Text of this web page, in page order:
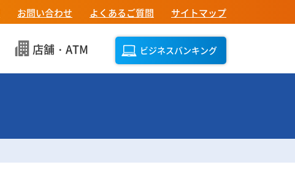
店舗・ATM ビジネスバンキング
お問い合わせ よくあるご質問 サイトマップ